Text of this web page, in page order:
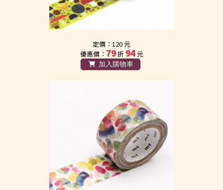
定價：120 元
優惠價： 79折 94元
加入購物車